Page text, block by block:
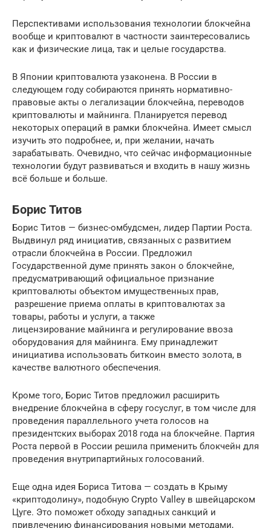
Перспективами использования технологии блокчейна
вообще и криптовалют в частности заинтересовались
как и физические лица, так и целые государства.
В Японии криптовалюта узаконена. В России в
следующем году собираются принять нормативно-
правовые акты о легализации блокчейна, переводов
криптовалюты и майнинга. Планируется перевод
некоторых операций в рамки блокчейна. Имеет смысл
изучить это подробнее, и, при желании, начать
зарабатывать. Очевидно, что сейчас информационные
технологии будут развиваться и входить в нашу жизнь
всё больше и больше.
Борис Титов
Борис Титов — бизнес-омбудсмен, лидер Партии Роста.
Выдвинул ряд инициатив, связанных с развитием
отрасли блокчейна в России. Предложил
Государственной думе принять закон о блокчейне,
предусматривающий официальное признание
криптовалюты объектом имущественных прав,
разрешение приема оплаты в криптовалютах за
товары, работы и услуги, а также
лицензирование майнинга и регулирование ввоза
оборудования для майнинга. Ему принадлежит
инициатива использовать биткоин вместо золота, в
качестве валютного обеспечения.
Кроме того, Борис Титов предложил расширить
внедрение блокчейна в сферу госуслуг, в том числе для
проведения параллельного учета голосов на
президентских выборах 2018 года на блокчейне. Партия
Роста первой в России решила применить блокчейн для
проведения внутрипартийных голосований.
Еще одна идея Бориса Титова — создать в Крыму
«криптодолину», подобную Crypto Valley в швейцарском
Цуге. Это поможет обходу западных санкций и
привлечению финансирования новыми методами,